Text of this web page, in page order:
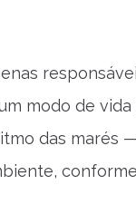
modo de
das marés